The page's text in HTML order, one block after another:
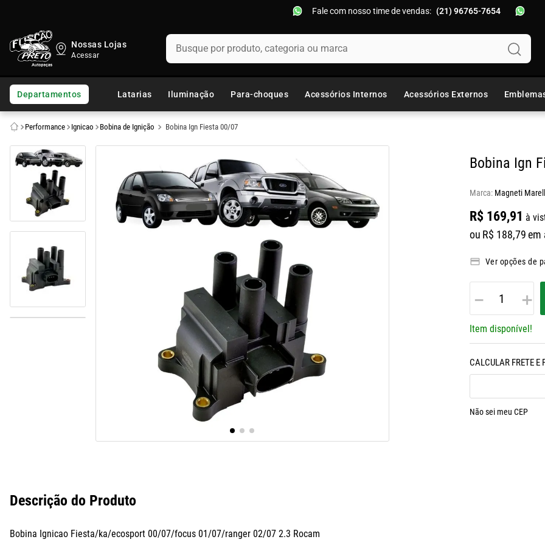
Fale com nosso time de vendas: (21) 96765-7654
Nossas Lojas Busque por produto, categoria ou marca
Departamentos Latarias Iluminação Para-choques Acessórios Internos Acessórios Externos
Performance Ignicao Bobina de Ignição Bobina Ign Fiesta 00/07
Bobina Ign
Marca: Magneti
R$ 169,91 à
ou R$ 188,79em
Ver opções de
＋
－
Item disponível!
Não sei meu CEP
Descrição do Produto
Bobina Ignicao Fiesta/ka/ecosport 00/07/focus 01/07/ranger 02/07 2.3 Rocam
TERMOS MAIS BUSCADOS
1º
fusca
2º
capo
5º
parachoque
º
calha chuva
7º
opala